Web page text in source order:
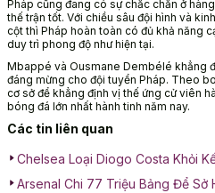
Pháp cũng đang có sự chắc chắn ở
thế trận tốt. Với chiều sâu đội hình và
cột thì Pháp hoàn toàn có đủ khả năng
duy trì phong độ như hiện tại.
Mbappé và Ousmane Dembélé khẳng
đáng mừng cho đội tuyển Pháp. Theo
cơ sở để khẳng định vị thế ứng cử viên
bóng đá lớn nhất hành tinh năm nay.
Các tin liên quan
Chelsea Loại Diogo Costa Khỏi
Arsenal Chi 77 Triệu Bảng Để Sở